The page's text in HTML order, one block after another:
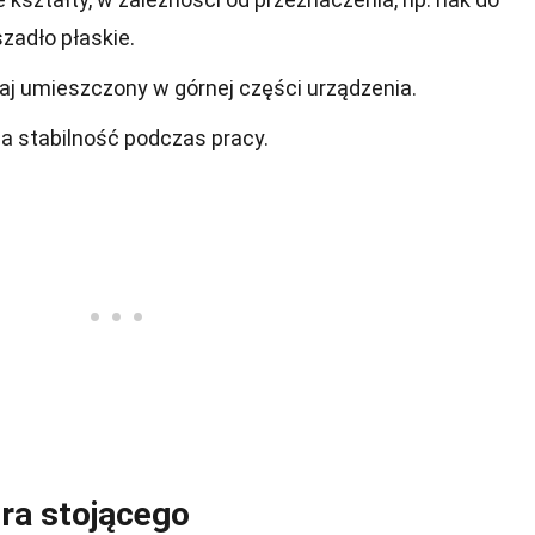
płaskie.
umieszczony w górnej części urządzenia.
stabilność podczas pracy.
stojącego